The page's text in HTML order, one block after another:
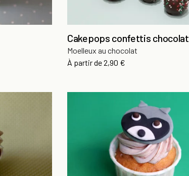
Cakepops confettis chocolat
Moelleux au chocolat
À partir dePrix
2,90 €